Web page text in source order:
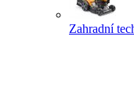
Zahradní